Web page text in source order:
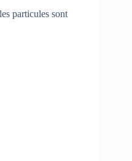
particules sont